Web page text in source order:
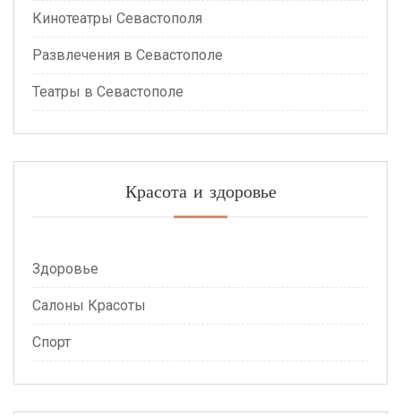
Кинотеатры Севастополя
Развлечения в Севастополе
Театры в Севастополе
Красота и здоровье
Здоровье
Салоны Красоты
Спорт